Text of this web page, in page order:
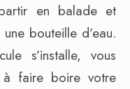
en balade et
bouteille d’eau.
s’installe, vous
à faire boire votre